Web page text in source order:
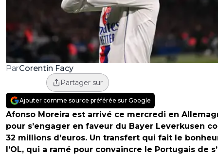
ParCorentin Facy
Partager sur
Ajouter comme source préférée sur Google
Afonso Moreira est arrivé ce mercredi en
pour s’engager en faveur du Bayer Leverkusen
32 millions d’euros. Un transfert qui fait le
l’OL, qui a ramé pour convaincre le Portugais de